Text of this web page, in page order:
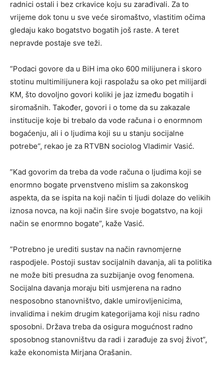
radnici ostali i bez crkavice koju su zarađivali. Za to
vrijeme dok tonu u sve veće siromaštvo, vlastitim očima
gledaju kako bogatstvo bogatih još raste. A teret
nepravde postaje sve teži.
“Podaci govore da u BiH ima oko 600 milijunera i skoro
stotinu multimilijunera koji raspolažu sa oko pet milijardi
KM, što dovoljno govori koliki je jaz između bogatih i
siromašnih. Također, govori i o tome da su zakazale
institucije koje bi trebalo da vode računa i o enormnom
bogaćenju, ali i o ljudima koji su u stanju socijalne
potrebe“, rekao je za RTVBN sociolog Vladimir Vasić.
”Kad govorim da treba da vode računa o ljudima koji se
enormno bogate prvenstveno mislim sa zakonskog
aspekta, da se ispita na koji način ti ljudi dolaze do velikih
iznosa novca, na koji način šire svoje bogatstvo, na koji
način se enormno bogate”, kaže Vasić.
”Potrebno je urediti sustav na način ravnomjerne
raspodjele. Postoji sustav socijalnih davanja, ali ta politika
ne može biti presudna za suzbijanje ovog fenomena.
Socijalna davanja moraju biti usmjerena na radno
nesposobno stanovništvo, dakle umirovljenicima,
invalidima i nekim drugim kategorijama koji nisu radno
sposobni. Država treba da osigura mogućnost radno
sposobnog stanovništvu da radi i zarađuje za svoj život”,
kaže ekonomista Mirjana Orašanin.